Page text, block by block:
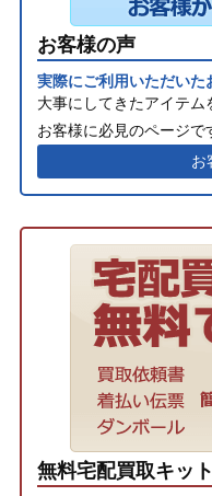
お客様の声
実際にご利用いただいた
大事にしてきたアイテ
お客様に必見のページで
お
無料宅配買取キッ